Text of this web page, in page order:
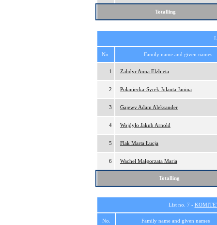
Totalling
No. Family name and given names
1 Zabdyr Anna Elżbieta
2 Połaniecka-Syrek Jolanta Janina
3 Gajewy Adam Aleksander
4 Wojdyło Jakub Arnold
5 Flak Marta Łucja
6 Wachel Małgorzata Maria
Totalling
List no. 7 -
No. Family name and given names